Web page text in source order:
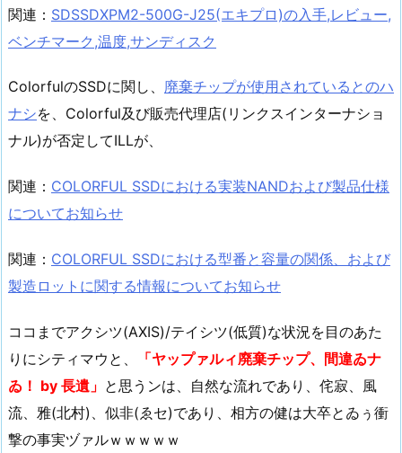
関連： SDSSDXPM2-500G-J25(エキプロ)の入手,レビュー,
ベンチマーク,温度,サンディスク
ColorfulのSSDに関し、 廃棄チップが使用されているとのハ
ナシを、Colorful及び販売代理店(リンクスインターナショ
ナル)が否定してILLが、
関連： COLORFUL SSDにおける実装NANDおよび製品仕様
についてお知らせ
関連： COLORFUL SSDにおける型番と容量の関係、および
製造ロットに関する情報についてお知らせ
ココまでアクシツ(AXIS)/テイシツ(低質)な状況を目のあた
りにシティマウと、
「ヤップァルィ廃棄チップ、間違ゐナ
ゐ！ by 長遺」 と思うンは、自然な流れであり、侘寂、風
流、雅(北村)、似非(ゑセ)であり、相方の健は大卒とゐぅ衝
撃の事実ヅァルｗｗｗｗｗ